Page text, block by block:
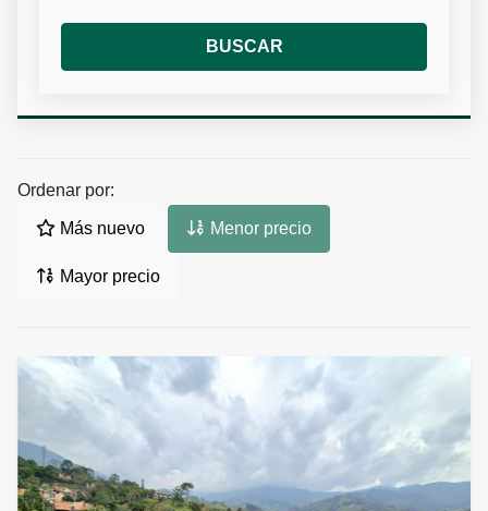
BUSCAR
Ordenar por:
Más nuevo Menor precio
Mayor precio